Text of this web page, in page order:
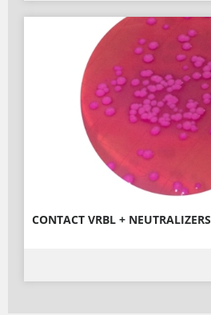
CONTACT VRBL + NEUTRALIZERS